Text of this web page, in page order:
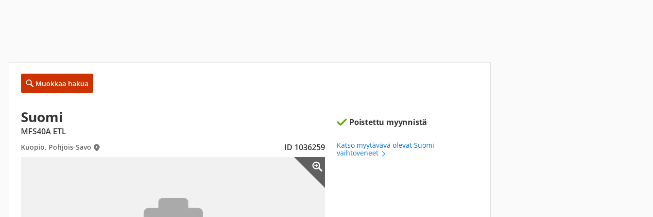
Muokkaa hakua
Suomi
MFS40A ETL
Kuopio, Pohjois-Savo ID 1036259
Poistettu myynnistä
Katso myytävävä olevat Suomi
vaihtoveneet